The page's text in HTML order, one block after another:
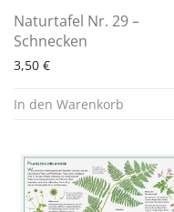
Naturtafel Nr. 29 –
Schnecken
3,50 €
In den Warenkorb